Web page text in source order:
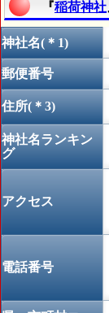
『稲荷神社
神社名(＊1)
郵便番号
住所(＊3)
神社名ランキン
グ
アクセス
電話番号